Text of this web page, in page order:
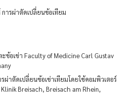
ารผ่าตัดเปลี่ยนข้อเทียม
ข้อเข่า Faculty of Medicine Carl Gustav
ผ่าตัดเปลี่ยนข้อเข่าเทียมโดยใช้คอมพิวเตอร์
Klinik Breisach, Breisach am Rhein,